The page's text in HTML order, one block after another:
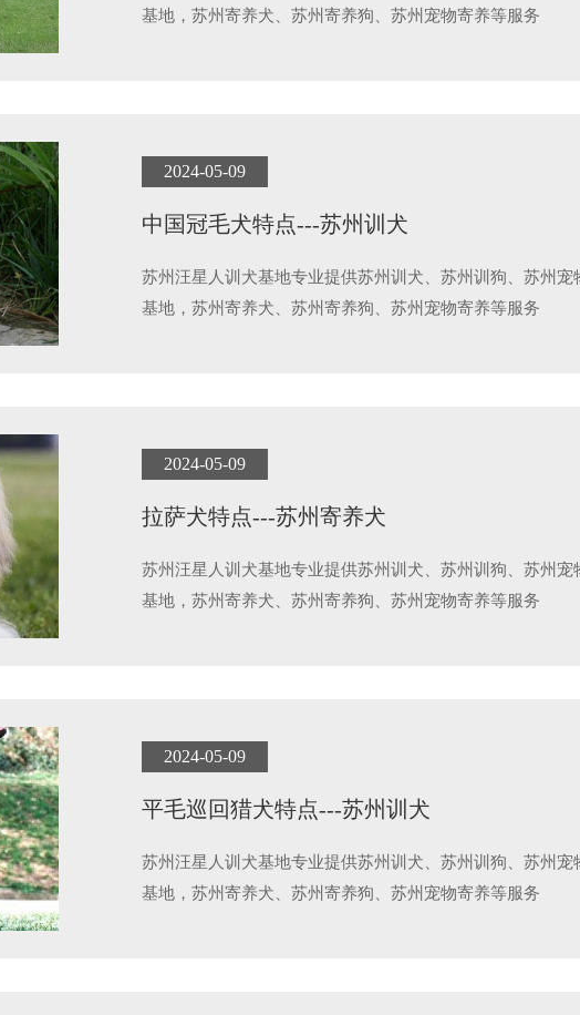
基地，苏州寄养犬、苏州寄养狗、苏州宠物寄养等服务
2024-05-09
中国冠毛犬特点---苏州训犬
苏州汪星人训犬基地专业提供苏州训犬、苏州训狗、苏州
基地，苏州寄养犬、苏州寄养狗、苏州宠物寄养等服务
2024-05-09
拉萨犬特点---苏州寄养犬
苏州汪星人训犬基地专业提供苏州训犬、苏州训狗、苏州
基地，苏州寄养犬、苏州寄养狗、苏州宠物寄养等服务
2024-05-09
平毛巡回猎犬特点---苏州训犬
苏州汪星人训犬基地专业提供苏州训犬、苏州训狗、苏州
基地，苏州寄养犬、苏州寄养狗、苏州宠物寄养等服务